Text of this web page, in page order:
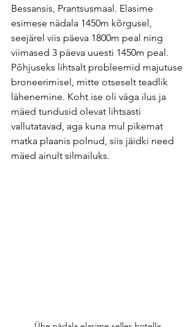
Bessansis, Prantsusmaal. Elasime
esimese nädala 1450m kõrgusel,
seejärel viis päeva 1800m peal ning
viimased 3 päeva uuesti 1450m peal.
Põhjuseks lihtsalt probleemid majutuse
broneerimisel, mitte otseselt teadlik
lähenemine. Koht ise oli väga ilus ja
mäed tundusid olevat lihtsasti
vallutatavad, aga kuna mul pikemat
matka plaanis polnud, siis jäidki need
mäed ainult silmailuks.